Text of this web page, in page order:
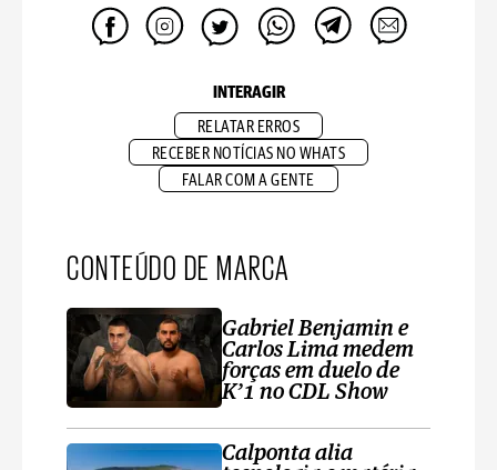
INTERAGIR
RELATAR ERROS
RECEBER NOTÍCIAS NO WHATS
FALAR COM A GENTE
CONTEÚDO DE MARCA
Gabriel Benjamin e
Carlos Lima medem
forças em duelo de
K’1 no CDL Show
Calponta alia